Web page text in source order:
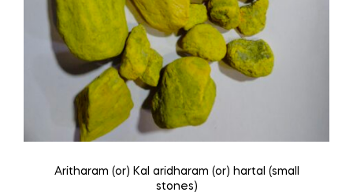
Aritharam (or) Kal aridharam (or) hartal (small
stones)